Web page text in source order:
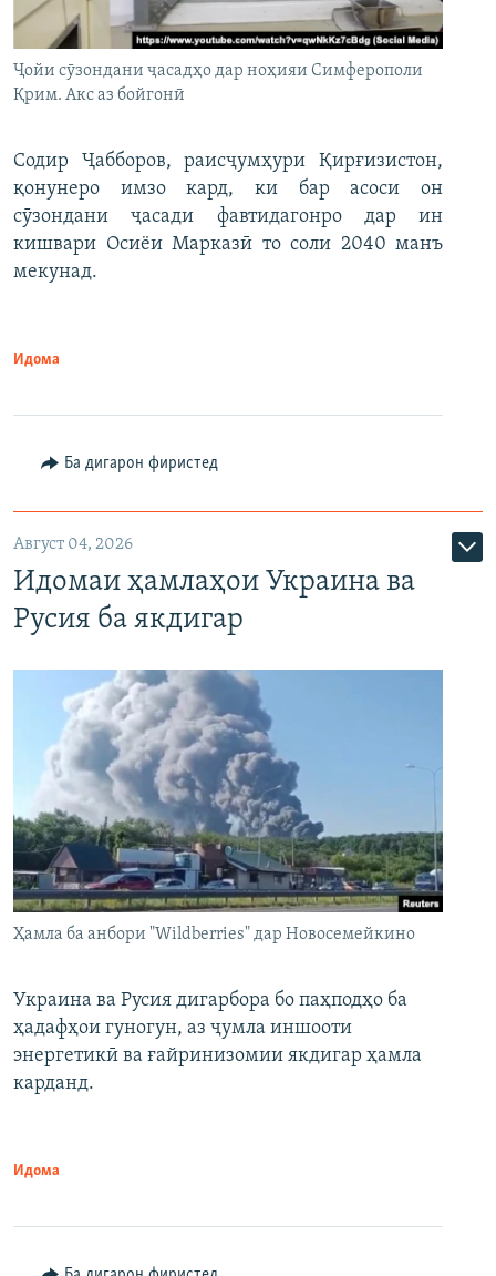
Ҷойи сӯзондани ҷасадҳо дар ноҳияи Симферополи
Қрим. Акс аз бойгонӣ
Содир Ҷабборов, раисҷумҳури Қирғизистон,
қонунеро имзо кард, ки бар асоси он
сӯзондани ҷасади фавтидагонро дар ин
кишвари Осиёи Марказӣ то соли 2040 манъ
мекунад.
Идома
Ба дигарон фиристед
Август 04, 2026
Идомаи ҳамлаҳои Украина ва
Русия ба якдигар
Ҳамла ба анбори "Wildberries" дар Новосемейкино
Украина ва Русия дигарбора бо паҳподҳо ба
ҳадафҳои гуногун, аз ҷумла иншооти
энергетикӣ ва ғайринизомии якдигар ҳамла
карданд.
Идома